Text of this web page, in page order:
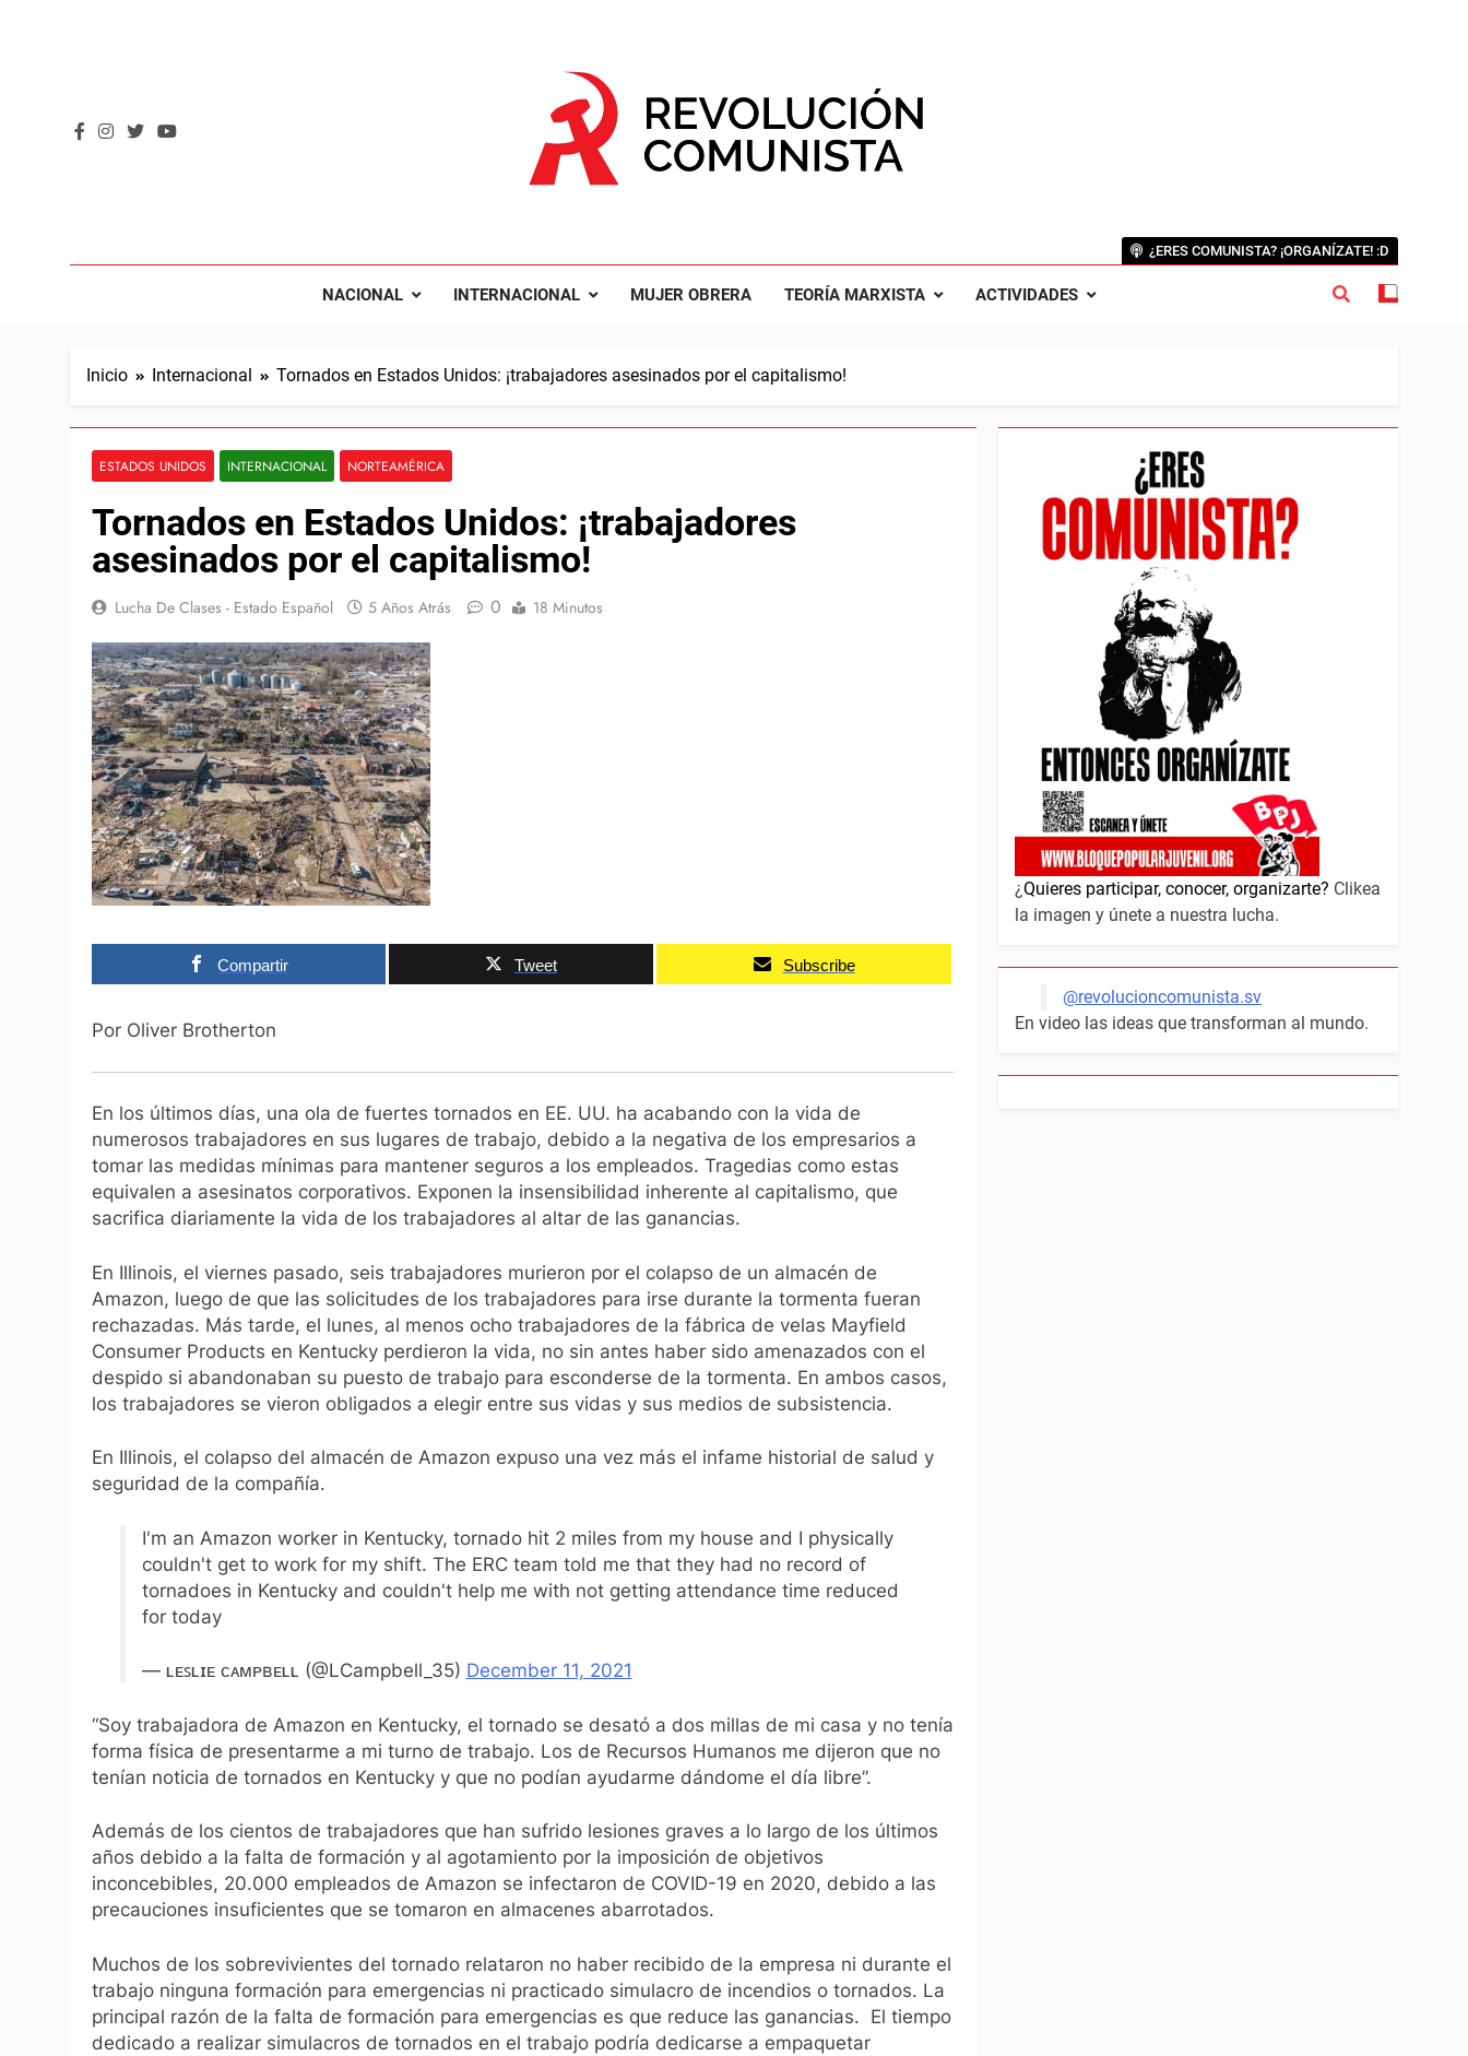
NACIONAL INTERNACIONAL MUJER OBRERA TEORÍA MARXISTA ACTIVIDADES
¿ERES COMUNISTA? ¡ORGANÍZATE! :D
Inicio Internacional Tornados en Estados Unidos: ¡trabajadores asesinados por el capitalismo!
ESTADOS UNIDOS INTERNACIONAL NORTEAMÉRICA
Tornados en Estados Unidos: ¡trabajadores
asesinados por el capitalismo!
Lucha De Clases - Estado Español 5 Años Atrás 0 18 Minutos
Compartir Tweet Subscribe
Por Oliver Brotherton
En los últimos días, una ola de fuertes tornados en EE. UU. ha acabando con la vida de
numerosos trabajadores en sus lugares de trabajo, debido a la negativa de los empresarios a
tomar las medidas mínimas para mantener seguros a los empleados. Tragedias como estas
equivalen a asesinatos corporativos. Exponen la insensibilidad inherente al capitalismo, que
sacrifica diariamente la vida de los trabajadores al altar de las ganancias.
En Illinois, el viernes pasado, seis trabajadores murieron por el colapso de un almacén de
Amazon, luego de que las solicitudes de los trabajadores para irse durante la tormenta fueran
rechazadas. Más tarde, el lunes, al menos ocho trabajadores de la fábrica de velas Mayfield
Consumer Products en Kentucky perdieron la vida, no sin antes haber sido amenazados con el
despido si abandonaban su puesto de trabajo para esconderse de la tormenta. En ambos casos,
los trabajadores se vieron obligados a elegir entre sus vidas y sus medios de subsistencia.
En Illinois, el colapso del almacén de Amazon expuso una vez más el infame historial de salud y
seguridad de la compañía.
I'm an Amazon worker in Kentucky, tornado hit 2 miles from my house and I physically
couldn't get to work for my shift. The ERC team told me that they had no record of
tornadoes in Kentucky and couldn't help me with not getting attendance time reduced
for today
— ʟᴇꜱʟɪᴇ ᴄᴀᴍᴘʙᴇʟʟ (@LCampbell_35) December 11, 2021
“Soy trabajadora de Amazon en Kentucky, el tornado se desató a dos millas de mi casa y no tenía
forma física de presentarme a mi turno de trabajo. Los de Recursos Humanos me dijeron que no
tenían noticia de tornados en Kentucky y que no podían ayudarme dándome el día libre”.
Además de los cientos de trabajadores que han sufrido lesiones graves a lo largo de los últimos
años debido a la falta de formación y al agotamiento por la imposición de objetivos
inconcebibles, 20.000 empleados de Amazon se infectaron de COVID-19 en 2020, debido a las
precauciones insuficientes que se tomaron en almacenes abarrotados.
Muchos de los sobrevivientes del tornado relataron no haber recibido de la empresa ni durante el
trabajo ninguna formación para emergencias ni practicado simulacro de incendios o tornados. La
principal razón de la falta de formación para emergencias es que reduce las ganancias. El tiempo
dedicado a realizar simulacros de tornados en el trabajo podría dedicarse a empaquetar
¿Quieres participar, conocer, organizarte? Clikea
la imagen y únete a nuestra lucha.
@revolucioncomunista.sv
En video las ideas que transforman al mundo.